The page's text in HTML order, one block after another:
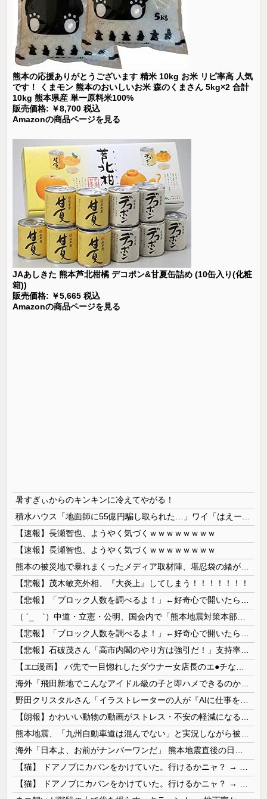
熊本の応援ありがとうございます 精米 10kg お米 リピ率高 人気
です！ くまモン 熊本のおいしいお米 森のくまさん 5kg×2 合計
10kg 熊本県産 単一原料米100%
販売価格: ￥8,700 税込
Amazonの商品ページを見る
JAあしきた 熊本芦北柑橘 デコポン&甘夏缶詰め (10缶入り(化粧
箱))
販売価格: ￥5,665 税込
Amazonの商品ページを見る
暑すぎぃからのキンキンに冷えてやがる！
【速報】長瀬智也、ようやく気づくｗｗｗｗｗｗｗｗ
【速報】長瀬智也、ようやく気づくｗｗｗｗｗｗｗｗ
【悲報】茂木敏充外相、『大炎上』してしまう！！！！！！！